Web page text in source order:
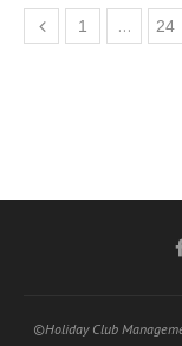
1 … 24
©Holiday Club